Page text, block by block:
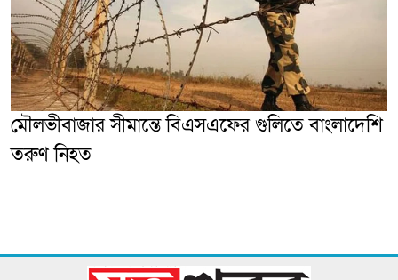
মৌলভীবাজার সীমান্তে বিএসএফের গুলিতে বাংলাদেশি
তরুণ নিহত